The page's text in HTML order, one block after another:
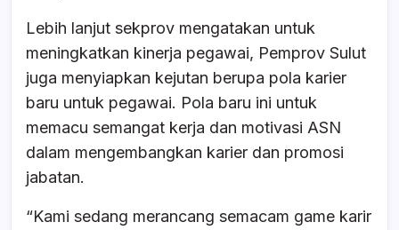
Lebih lanjut sekprov mengatakan untuk
meningkatkan kinerja pegawai, Pemprov Sulut
juga menyiapkan kejutan berupa pola karier
baru untuk pegawai. Pola baru ini untuk
memacu semangat kerja dan motivasi ASN
dalam mengembangkan karier dan promosi
jabatan.
“Kami sedang merancang semacam game karir